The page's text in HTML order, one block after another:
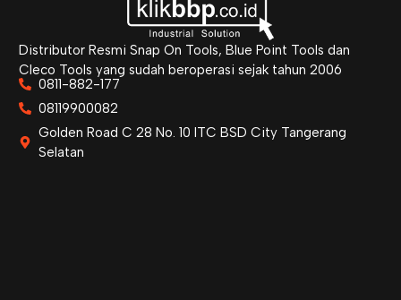
Distributor Resmi Snap On Tools, Blue Point Tools dan
Cleco Tools yang sudah beroperasi sejak tahun 2006
0811-882-177
08119900082
Golden Road C 28 No. 10 ITC BSD City Tangerang
Selatan